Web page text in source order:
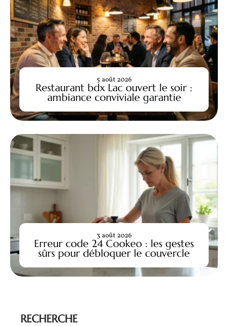
Restaurant bdx Lac ouvert le soir :
ambiance conviviale garantie
5 août 2026
Erreur code 24 Cookeo : les gestes
sûrs pour débloquer le couvercle
3 août 2026
RECHERCHE